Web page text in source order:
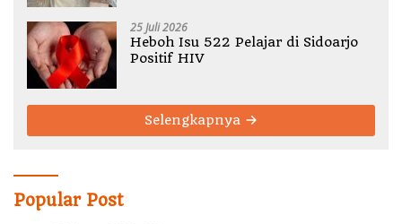
25 Juli 2026
Heboh Isu 522 Pelajar di Sidoarjo
Positif HIV
Selengkapnya
Popular Post